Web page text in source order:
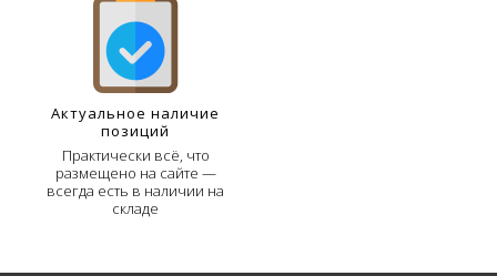
Актуальное наличие
позиций
Практически всё, что
размещено на сайте —
всегда есть в наличии на
складе